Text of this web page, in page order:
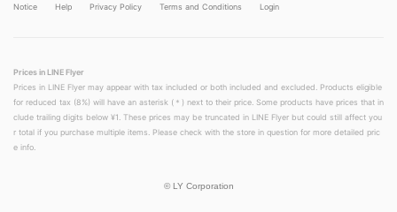
Notice Help Privacy Policy Terms and Conditions Login
Prices in LINE Flyer
Prices in LINE Flyer may appear with tax included or both included and excluded. Products eligible
for reduced tax (8%) will have an asterisk (＊) next to their price. Some products have prices that in
clude trailing digits below ¥1. These prices may be truncated in LINE Flyer but could still affect you
r total if you purchase multiple items. Please check with the store in question for more detailed pric
e info.
© LY Corporation